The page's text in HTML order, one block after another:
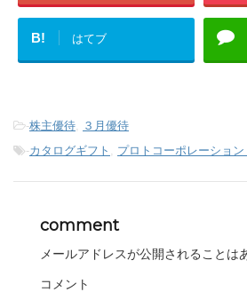
B! はてブ
-株主優待
３月優待
-カタログギフト プロトコーポレーショ
comment
メールアドレスが公開されることは
コメント